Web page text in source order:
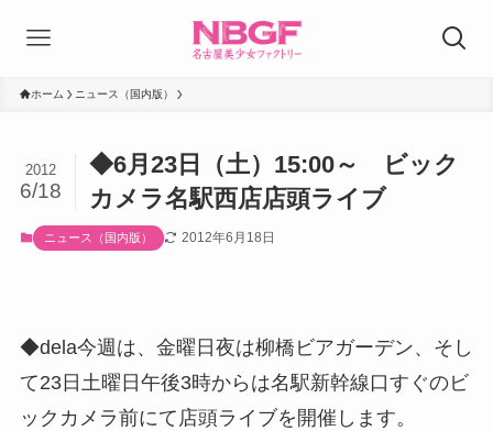
ホーム ニュース（国内版）
◆6月23日（土）15:00～ ビック
カメラ名駅西店店頭ライブ
2012
6/18
ニュース（国内版） 2012年6月18日
◆dela今週は、金曜日夜は柳橋ビアガーデン、そし
て23日土曜日午後3時からは名駅新幹線口すぐのビ
ックカメラ前にて店頭ライブを開催します。